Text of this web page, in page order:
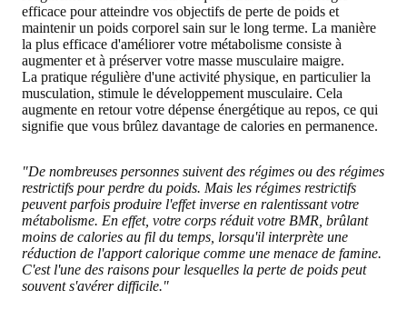
efficace pour atteindre vos objectifs de perte de poids et
maintenir un poids corporel sain sur le long terme. La manière
la plus efficace d'améliorer votre métabolisme consiste à
augmenter et à préserver votre masse musculaire maigre.
La pratique régulière d'une activité physique, en particulier la
musculation, stimule le développement musculaire. Cela
augmente en retour votre dépense énergétique au repos, ce qui
signifie que vous brûlez davantage de calories en permanence.
"De nombreuses personnes suivent des régimes ou des régimes
restrictifs pour perdre du poids. Mais les régimes restrictifs
peuvent parfois produire l'effet inverse en ralentissant votre
métabolisme. En effet, votre corps réduit votre BMR, brûlant
moins de calories au fil du temps, lorsqu'il interprète une
réduction de l'apport calorique comme une menace de famine.
C'est l'une des raisons pour lesquelles la perte de poids peut
souvent s'avérer difficile."